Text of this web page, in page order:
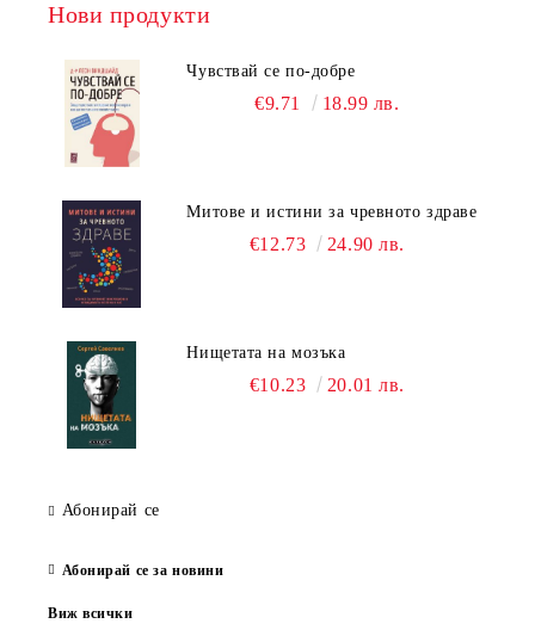
Нови продукти
Чувствай се по-добре
€9.71 18.99 лв.
Митове и истини за чревното здраве
€12.73 24.90 лв.
Нищетата на мозъка
€10.23 20.01 лв.
Абонирай се
Абонирай се за новини
Виж всички